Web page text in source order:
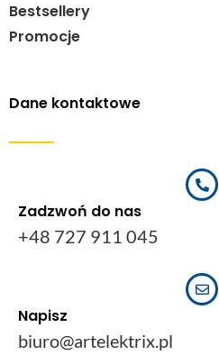
Bestsellery
Promocje
Dane kontaktowe
Zadzwoń do nas
+48 727 911 045
Napisz
biuro@artelektrix.pl